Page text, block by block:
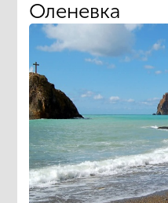
Оленевка